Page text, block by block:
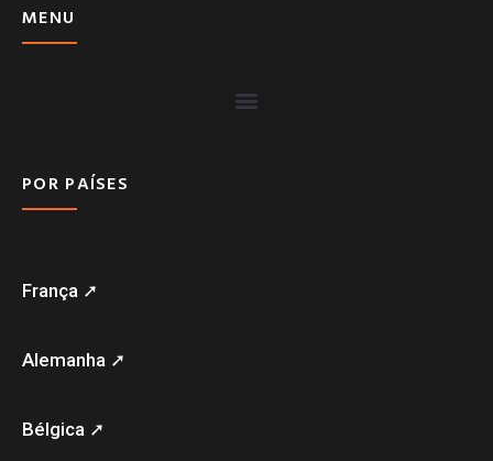
MENU
POR PAÍSES
França ➚
Alemanha ➚
Bélgica ➚